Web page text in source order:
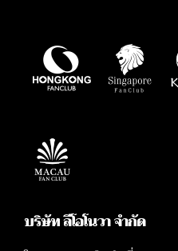
บริษัท ลีโอโนวา จำกัด